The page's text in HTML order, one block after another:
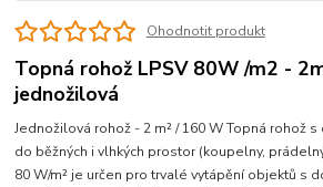
Ohodnotit produkt
Topná rohož LPSV 80W /m2 -
jednožilová
Jednožilová rohož - 2 m² / 160 W Topná rohož
do běžných i vlhkých prostor (koupelny,
80 W/m² je určen pro trvalé vytápění objektů s